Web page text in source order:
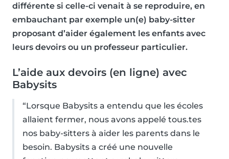
différente si celle-ci venait à se reproduire, en
embauchant par exemple un(e) baby-sitter
proposant d’aider également les enfants avec
leurs devoirs ou un professeur particulier.
L’aide aux devoirs (en ligne) avec
Babysits
“Lorsque Babysits a entendu que les écoles
allaient fermer, nous avons appelé tous.tes
nos baby-sitters à aider les parents dans le
besoin. Babysits a créé une nouvelle